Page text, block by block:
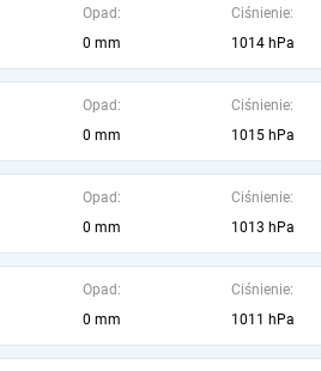
Opad:
0 mm
Ciśnienie:
1014 hPa
Opad:
0 mm
Ciśnienie:
1015 hPa
Opad:
0 mm
Ciśnienie:
1013 hPa
Opad:
0 mm
Ciśnienie:
1011 hPa